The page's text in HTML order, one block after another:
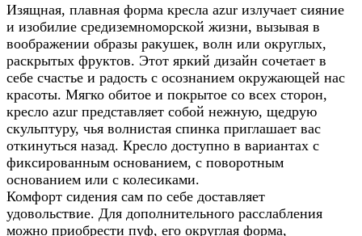
Изящная, плавная форма кресла azur излучает сияние
и изобилие средиземноморской жизни, вызывая в
воображении образы ракушек, волн или округлых,
раскрытых фруктов. Этот яркий дизайн сочетает в
себе счастье и радость с осознанием окружающей нас
красоты. Мягко обитое и покрытое со всех сторон,
кресло azur представляет собой нежную, щедрую
скульптуру, чья волнистая спинка приглашает вас
откинуться назад. Кресло доступно в вариантах с
фиксированным основанием, с поворотным
основанием или с колесиками.
Комфорт сидения сам по себе доставляет
удовольствие. Для дополнительного расслабления
можно приобрести пуф, его округлая форма,